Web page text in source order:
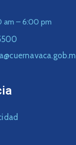
am – 6:00 pm